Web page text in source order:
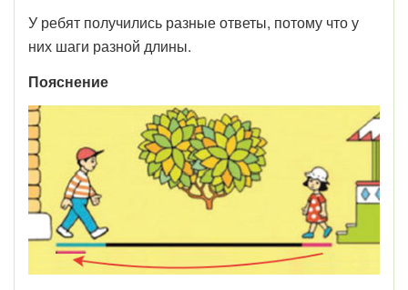
У ребят по­лучились разные ответы, потому что у
них шаги разной длины.
Пояснение